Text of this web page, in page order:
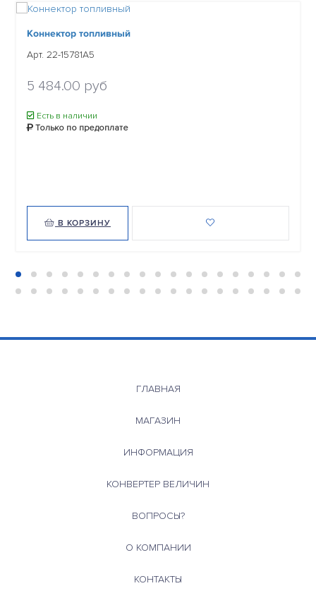
Коннектор топливный
Арт. 22-15781A5
5 484.00 руб
Есть в наличии
Только по предоплате
В КОРЗИНУ
ГЛАВНАЯ
МАГАЗИН
ИНФОРМАЦИЯ
КОНВЕРТЕР ВЕЛИЧИН
ВОПРОСЫ?
О КОМПАНИИ
КОНТАКТЫ